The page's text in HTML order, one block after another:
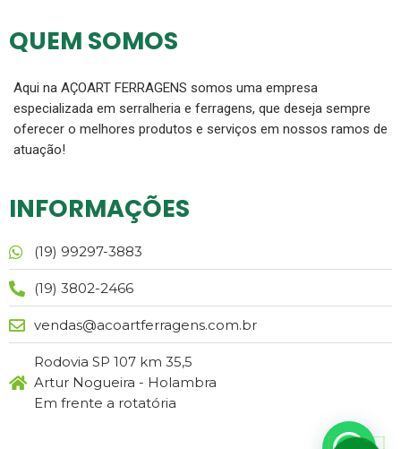
QUEM SOMOS
Aqui na AÇOART FERRAGENS somos uma empresa
especializada em serralheria e ferragens, que deseja sempre
oferecer o melhores produtos e serviços em nossos ramos de
atuação!
INFORMAÇÕES
(19) 99297-3883
(19) 3802-2466
vendas@acoartferragens.com.br
Rodovia SP 107 km 35,5
Artur Nogueira - Holambra
Em frente a rotatória